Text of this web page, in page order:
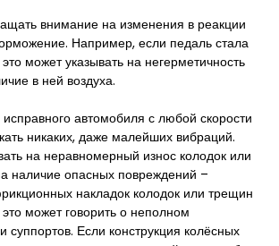
внимание на изменения в реакции
Например, если педаль стала
может указывать на негерметичность
в ней воздуха.
автомобиля с любой скорости
никаких, даже малейших вибраций.
на неравномерный износ колодок или
наличие опасных повреждений –
накладок колодок или трещин
может говорить о неполном
суппортов. Если конструкция колёсных